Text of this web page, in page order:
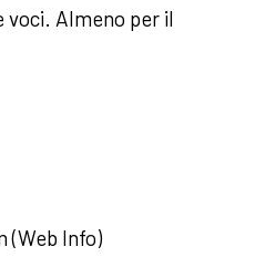
Almeno per il
(Web Info)